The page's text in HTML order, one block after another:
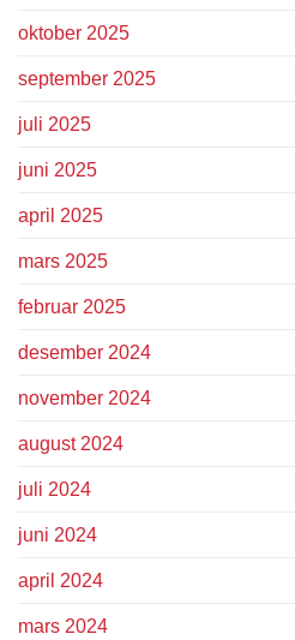
oktober 2025
september 2025
juli 2025
juni 2025
april 2025
mars 2025
februar 2025
desember 2024
november 2024
august 2024
juli 2024
juni 2024
april 2024
mars 2024